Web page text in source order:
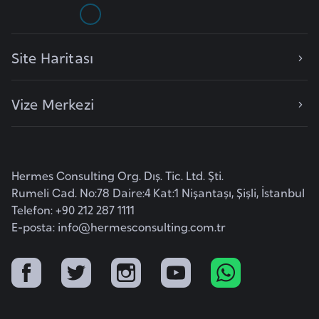
Site Haritası
Vize Merkezi
Hermes Consulting Org. Dış. Tic. Ltd. Şti.
Rumeli Cad. No:78 Daire:4 Kat:1 Nişantaşı, Şişli, İstanbul
Telefon: +90 212 287 1111
E-posta: info@hermesconsulting.com.tr
y
i
z
a
y
r